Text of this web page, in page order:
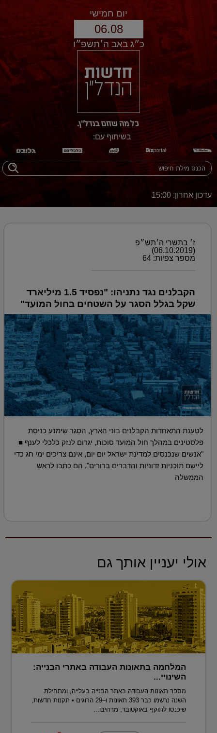
יום חמישי
06.08
כ״ג באב ה׳תשפ״ו
בשיתוף עם:
עדכון אחרון: 15:00
ז׳ בתשרי ה׳תש״פ
(06.10.2019)
מספר צפיות: 64
הקבלנים נגד נתניהו: "נפסיד 1.5 מיליארד
שקל בגלל הסגר על השטחים בחול המועד"
לטענת התאחדות הקבלנים בוני הארץ, הסגר שימנע כניסת
פלסטינים במהלך חול המועד סוכות, יגרום לנזק כלכלי לענף ■
"אנשים שנכנסים למדינת ישראל יום יום, אינם צריכים ימי חג כדי
ליישם תוכניות זדוניות והדברים ברורים", הם כתבו לראש
הממשלה
אולי יעניין אותך גם
המלחמה בתאונות העבודה באתרי הבנייה:
השינויי...
מספר תאונות העבודה באתר הבנייה בעלייה, ומתחילת
השנה נרשמו כבר 393 תאונות ו–29 הרוגים • תקנות חדשות,
שיכנסו לתוקף באוקטובר, מרחיבו...